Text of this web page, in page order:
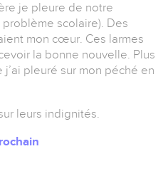
je pleure de notre
scolaire). Des
mon cœur. Ces larmes
la bonne nouvelle. Plus
j’ai pleuré sur mon péché en
leurs indignités.